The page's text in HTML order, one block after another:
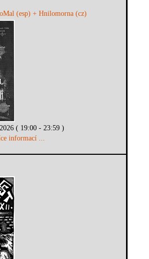
(esp) + Hnilomorna (cz)
( 19:00 - 23:59 )
informací ...